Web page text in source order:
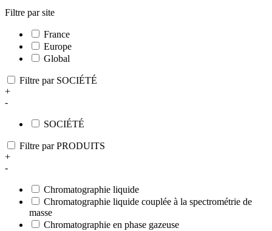
Filtre par site
France
Europe
Global
Filtre par SOCIÉTÉ
+
-
SOCIÉTÉ
Filtre par PRODUITS
+
-
Chromatographie liquide
Chromatographie liquide couplée à la spectrométrie de
masse
Chromatographie en phase gazeuse